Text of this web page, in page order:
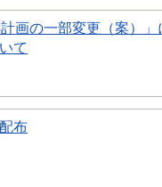
画の一部変更（案）」
て
布